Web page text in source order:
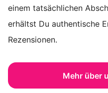
einem tatsächlichen
erhältst Du authentische
Rezensionen.
Mehr über